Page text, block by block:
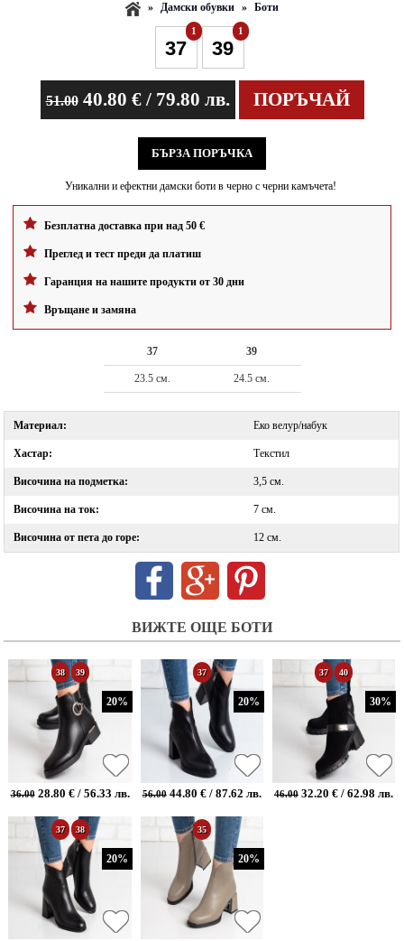
» Дамски обувки » Боти
1 1
51.00 40.80 € / 79.80 лв. ПОРЪЧАЙ
БЪРЗА ПОРЪЧКА
Уникални и ефектни дамски боти в черно с черни камъчета!
Безплатна доставка при над 50 €
Преглед и тест преди да платиш
Гаранция на нашите продукти от 30 дни
Връщане и замяна
37 39
23.5 см. 24.5 см.
Материал: Еко велур/набук
Хастар: Текстил
Височина на подметка: 3,5 см.
Височина на ток: 7 см.
Височина от пета до горе: 12 см.
ВИЖТЕ ОЩЕ БОТИ
20%
38 39
36.0028.80 € / 56.33 лв.
20%
37
56.0044.80 € / 87.62 лв.
30%
37 40
46.0032.20 € / 62.98 лв.
20%
37 38
20%
35